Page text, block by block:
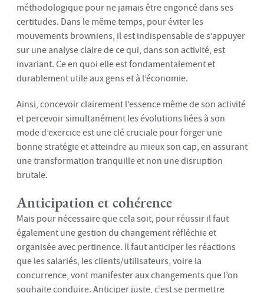
méthodologique pour ne jamais être engoncé dans ses
certitudes. Dans le même temps, pour éviter les
mouvements browniens, il est indispensable de s’appuyer
sur une analyse claire de ce qui, dans son activité, est
invariant. Ce en quoi elle est fondamentalement et
durablement utile aux gens et à l’économie.
Ainsi, concevoir clairement l’essence même de son activité
et percevoir simultanément les évolutions liées à son
mode d’exercice est une clé cruciale pour forger une
bonne stratégie et atteindre au mieux son cap, en assurant
une transformation tranquille et non une disruption
brutale.
Anticipation et cohérence
Mais pour nécessaire que cela soit, pour réussir il faut
également une gestion du changement réfléchie et
organisée avec pertinence. Il faut anticiper les réactions
que les salariés, les clients/utilisateurs, voire la
concurrence, vont manifester aux changements que l’on
souhaite conduire. Anticiper juste, c’est se permettre